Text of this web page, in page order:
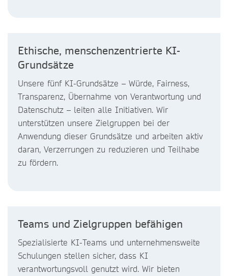
Ethische, menschenzentrierte KI-
Grundsätze
Unsere fünf KI-Grundsätze – Würde, Fairness,
Transparenz, Übernahme von Verantwortung und
Datenschutz – leiten alle Initiativen. Wir
unterstützen unsere Zielgruppen bei der
Anwendung dieser Grundsätze und arbeiten aktiv
daran, Verzerrungen zu reduzieren und Teilhabe
zu fördern.
Teams und Zielgruppen befähigen
Spezialisierte KI-Teams und unternehmensweite
Schulungen stellen sicher, dass KI
verantwortungsvoll genutzt wird. Wir bieten